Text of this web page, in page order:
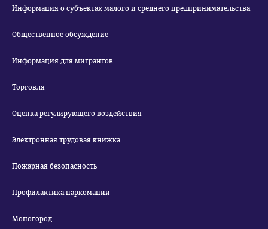
Информация о субъектах малого и среднего предпринимательства
Общественное обсуждение
Информация для мигрантов
Торговля
Оценка регулирующего воздействия
Электронная трудовая книжка
Пожарная безопасность
Профилактика наркомании
Моногород